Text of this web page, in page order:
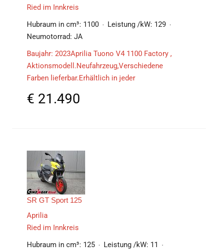
Ried im Innkreis
Hubraum in cm³: 1100 Leistung /kW: 129
Neumotorrad: JA
Baujahr: 2023Aprilia Tuono V4 1100 Factory ,
Aktionsmodell.Neufahrzeug,Verschiedene
Farben lieferbar.Erhältlich in jeder
€ 21.490
SR GT Sport 125
Aprilia
Ried im Innkreis
Hubraum in cm³: 125 Leistung /kW: 11